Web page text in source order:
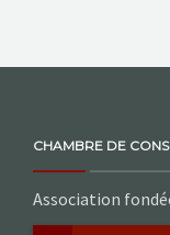
CHAMBRE DE
Association